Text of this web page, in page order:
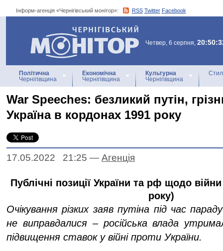
Інформ-агенція «Чернігівський монітор»: RSS Twitter Facebook
Інформ-агенція
«Чернігівський монітор»
Четвер, 6 серпня,
Політична
Чернігівщина
Економічна
Чернігівщина
Культурна
Чернігівщина
War Speeches: безликий путін,
Україна в кордонах 1991 року
17.05.2022 21:25 — Агенцiя
Публічні позиції України та рф щодо
року)
Очікування різких заяв путіна під час
не виправдалися – російська влада
підвищення ставок у війні проти України.